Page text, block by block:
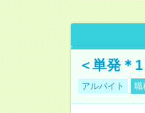
＜単発＊
アルバイト 職